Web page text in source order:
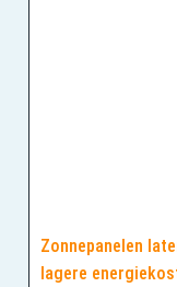
Zonnepanelen
lagere